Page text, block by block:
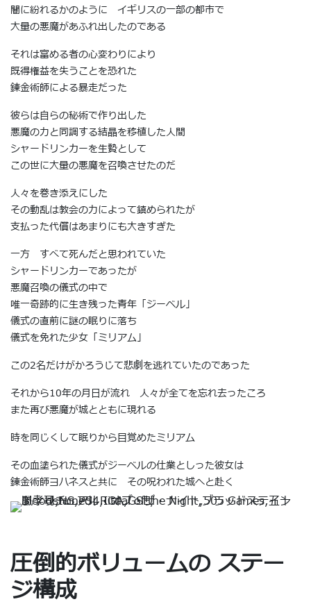
闇に紛れるかのように イギリスの一部の都市で
大量の悪魔があふれ出したのである
それは富める者の心変わりにより
既得権益を失うことを恐れた
錬金術師による暴走だった
彼らは自らの秘術で作り出した
悪魔の力と同調する結晶を移植した人間
シャードリンカーを生贄として
この世に大量の悪魔を召喚させたのだ
人々を巻き添えにした
その動乱は教会の力によって鎮められたが
支払った代償はあまりにも大きすぎた
一方 すべて死んだと思われていた
シャードリンカーであったが
悪魔召喚の儀式の中で
唯一奇跡的に生き残った青年「ジーベル」
儀式の直前に謎の眠りに落ち
儀式を免れた少女「ミリアム」
この2名だけがかろうじて悲劇を逃れていたのであった
それから10年の月日が流れ 人々が全てを忘れ去ったころ
また再び悪魔が城とともに現れる
時を同じくして眠りから目覚めたミリアム
その血塗られた儀式がジーベルの仕業としった彼女は
錬金術師ヨハネスと共に その呪われた城へと赴く
圧倒的ボリュームの ステー
ジ構成